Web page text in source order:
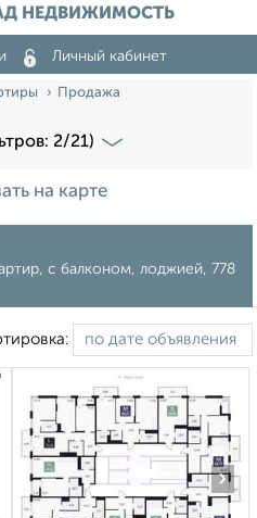
НЕДВИЖИМОСТЬ
Личный кабинет
Продажа
2/21)
на карте
с балконом, лоджией, 778
›